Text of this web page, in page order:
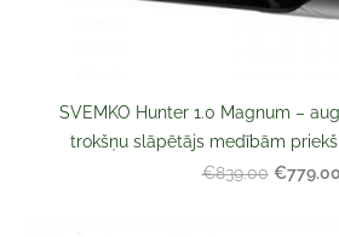
SVEMKO Hunter 1.0 Magnum –
trokšņu slāpētājs medībām
€839.00 €779.00